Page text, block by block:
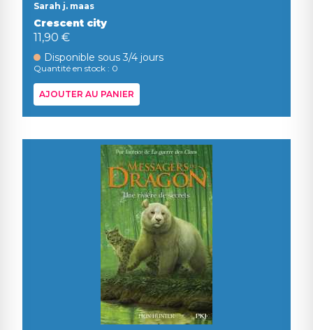
Sarah j. maas
Crescent city
11,90 €
Disponible sous 3/4 jours
Quantité en stock : 0
AJOUTER AU PANIER